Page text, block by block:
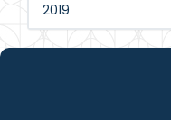
2019